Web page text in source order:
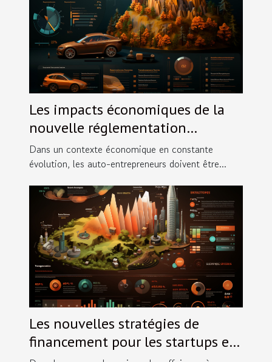
Les impacts économiques de la
nouvelle réglementation
comptable pour les auto-
entrepreneurs en 2024
Dans un contexte économique en constante
évolution, les auto-entrepreneurs doivent être...
Les nouvelles stratégies de
financement pour les startups en